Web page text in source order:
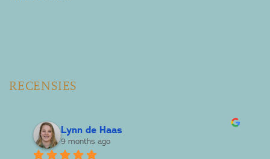
RECENSIES
Lynn de Haas
9 months ago